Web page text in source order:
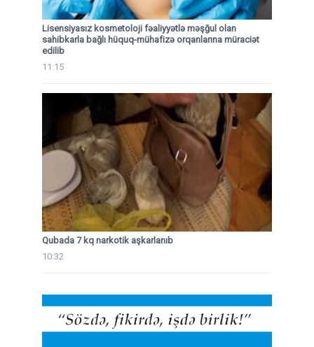
Lisensiyasız kosmetoloji fəaliyyətlə məşğul olan
sahibkarla bağlı hüquq-mühafizə orqanlarına müraciət
edilib
11:15
Qubada 7 kq narkotik aşkarlanıb
10:32